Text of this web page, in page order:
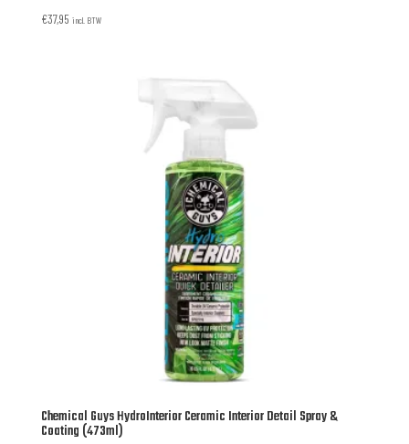
€37,95 incl. BTW
Chemical Guys HydroInterior Ceramic Interior Detail Spray &
Coating (473ml)